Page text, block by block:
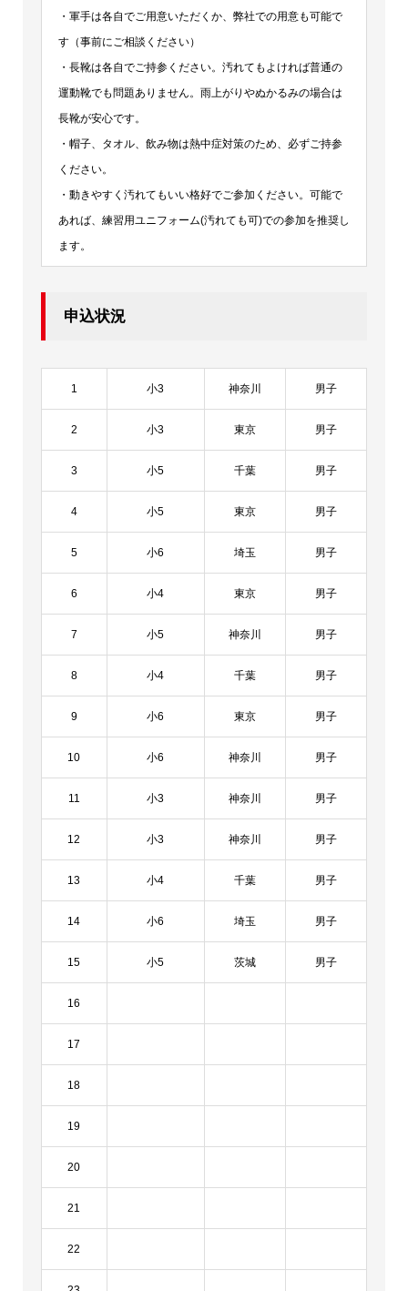
申込状況
1 小3 神奈川 男子
2 小3 東京 男子
3 小5 千葉 男子
4 小5 東京 男子
5 小6 埼玉 男子
6 小4 東京 男子
7 小5 神奈川 男子
8 小4 千葉 男子
9 小6 東京 男子
10 小6 神奈川 男子
11 小3 神奈川 男子
12 小3 神奈川 男子
13 小4 千葉 男子
14 小6 埼玉 男子
15 小5 茨城 男子
16
17
18
19
20
21
22
・軍手は各自でご用意いただくか、弊社での用意も可能で
す（事前にご相談ください）
・長靴は各自でご持参ください。汚れてもよければ普通の
運動靴でも問題ありません。雨上がりやぬかるみの場合は
長靴が安心です。
・帽子、タオル、飲み物は熱中症対策のため、必ずご持参
ください。
・動きやすく汚れてもいい格好でご参加ください。可能で
あれば、練習用ユニフォーム(汚れても可)での参加を推奨し
ます。